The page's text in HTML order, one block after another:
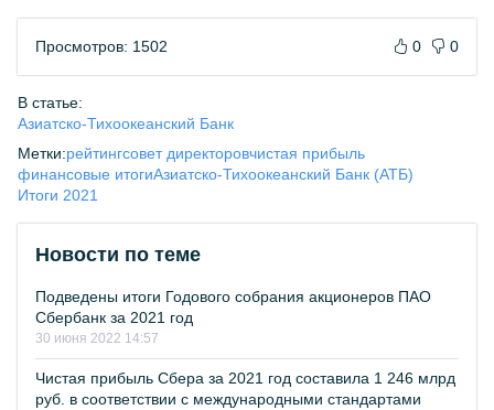
Просмотров: 1502 0 0
В статье:
Азиатско-Тихоокеанский Банк
Метки:рейтингсовет директоровчистая прибыль
финансовые итогиАзиатско-Тихоокеанский Банк (АТБ)
Итоги 2021
Новости по теме
Подведены итоги Годового собрания акционеров ПАО
Сбербанк за 2021 год
30 июня 2022 14:57
Чистая прибыль Сбера за 2021 год составила 1 246 млрд
руб. в соответствии с международными стандартами